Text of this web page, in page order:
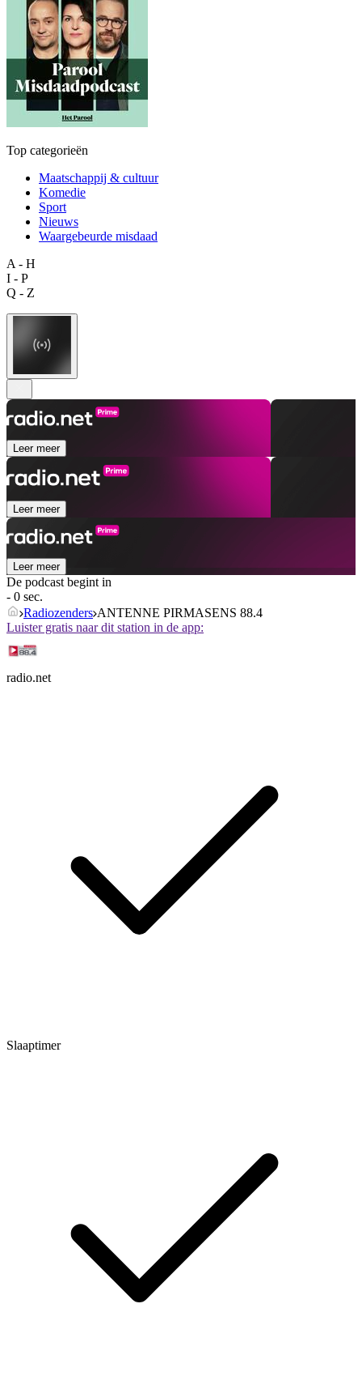
Top categorieën
Maatschappij & cultuur
Komedie
Sport
Nieuws
Waargebeurde misdaad
A - H
I - P
Q - Z
Leer meer
Leer meer
Leer meer
De podcast begint in
- 0 sec.
Radiozenders ANTENNE PIRMASENS 88.4
Luister gratis naar dit station in de app:
radio.net
Slaaptimer